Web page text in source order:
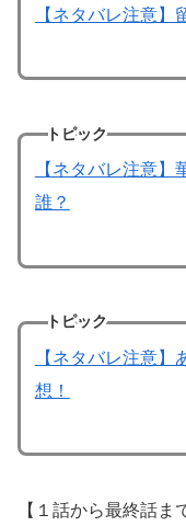
【ネタバレ注意】
トピック
【ネタバレ注意
誰？
トピック
【ネタバレ注意
想！
【１話から最終話ま